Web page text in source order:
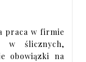
praca w firmie
w ślicznych,
obowiązki na